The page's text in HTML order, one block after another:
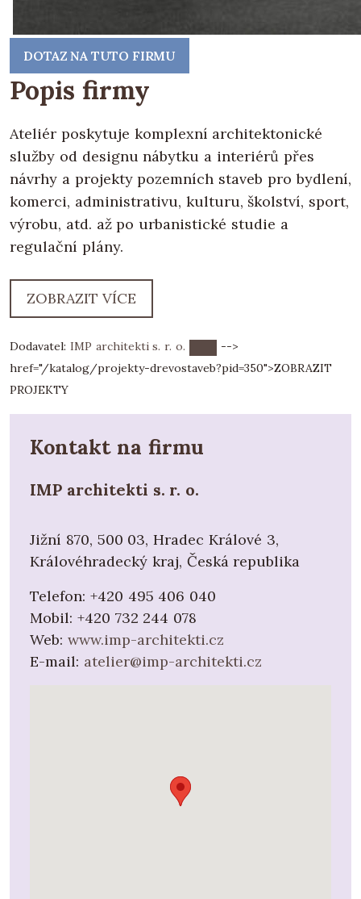
DOTAZ NA TUTO FIRMU
Popis firmy
Ateliér poskytuje komplexní architektonické
služby od designu nábytku a interiérů přes
návrhy a projekty pozemních staveb pro bydlení,
komerci, administrativu, kulturu, školství, sport,
výrobu, atd. až po urbanistické studie a
regulační plány.
ZOBRAZIT VÍCE
Dodavatel: IMP architekti s. r. o.
-->
href="/katalog/projekty-drevostaveb?pid=350">ZOBRAZIT
PROJEKTY
Kontakt na firmu
IMP architekti s. r. o.
Jižní 870, 500 03, Hradec Králové 3,
Královéhradecký kraj, Česká republika
Telefon: +420 495 406 040
Mobil: +420 732 244 078
Web: www.imp-architekti.cz
E-mail: atelier@imp-architekti.cz